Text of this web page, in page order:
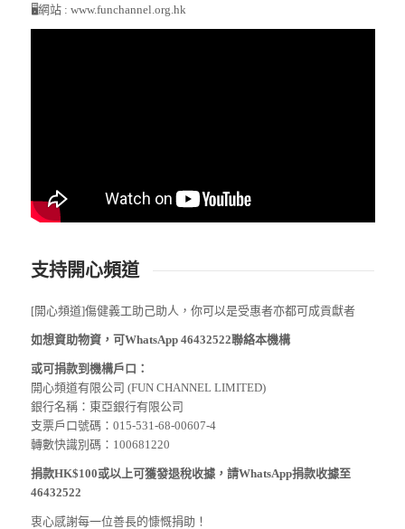
🖥網站 : www.funchannel.org.hk
支持開心頻道
[開心頻道]傷健義工助己助人，你可以是受惠者亦都可成貢獻者
如想資助物資，可WhatsApp 46432522聯絡本機構
或可捐款到機構戶口：
開心頻道有限公司 (FUN CHANNEL LIMITED)
銀行名稱：東亞銀行有限公司
支票戶口號碼：015-531-68-00607-4
轉數快識別碼：100681220
捐款HK$100或以上可獲發退稅收據，請WhatsApp捐款收據至
46432522
衷心感謝每一位善長的慷慨捐助！